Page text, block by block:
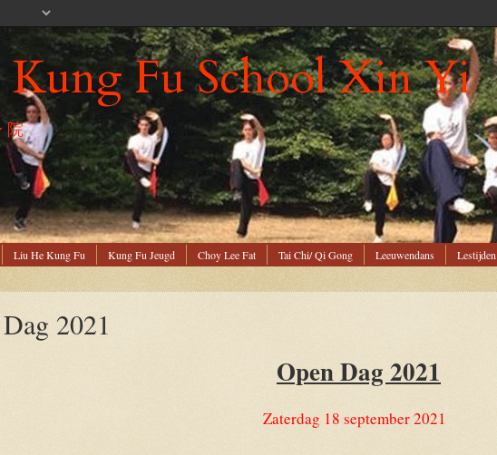
Fu School Xin Yi
院
Liu He Kung Fu Kung Fu Jeugd Choy Lee Fat Tai Chi/ Qi Gong Leeuwendans Lestijden
2021
Open Dag 2021
Zaterdag 18 september 2021